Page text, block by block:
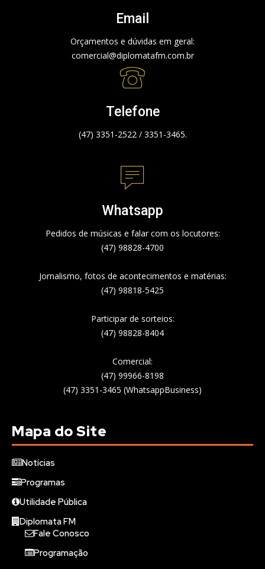
Email
Orçamentos e dúvidas em geral:
comercial@diplomatafm.com.br
Telefone
(47) 3351-2522 / 3351-3465.
Whatsapp
Pedidos de músicas e falar com os locutores:
(47) 98828-4700
Jornalismo, fotos de acontecimentos e matérias:
(47) 98818-5425
Participar de sorteios:
(47) 98828-8404
Comercial:
(47) 99966-8198
(47) 3351-3465 (WhatsappBusiness)
Mapa do Site
Notícias
Programas
Utilidade Pública
Diplomata FM
Fale Conosco
Programação